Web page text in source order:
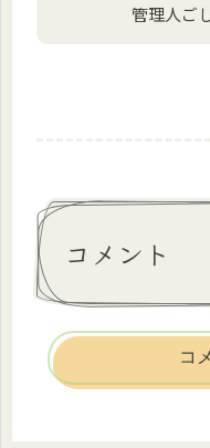
管理人ご
コメント
コ